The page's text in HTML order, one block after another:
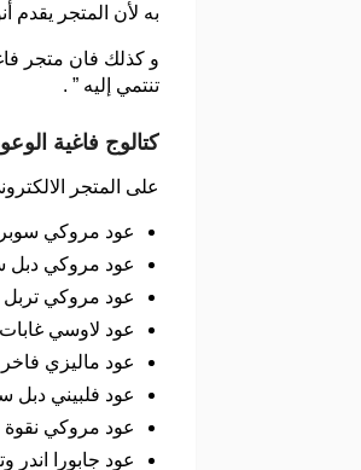
به لأن المتجر يقدم
و كذلك فان متجر
تنتمي إليه ” .
كتالوج فاغية
على المتجر الالكتروني
عود مروكي سوبر
عود مروكي دبل
عود مروكي تربل
عود لاوسي
عود ماليزي
عود فلبيني دبل
عود مروكي نقوة
عود جابورا اندر